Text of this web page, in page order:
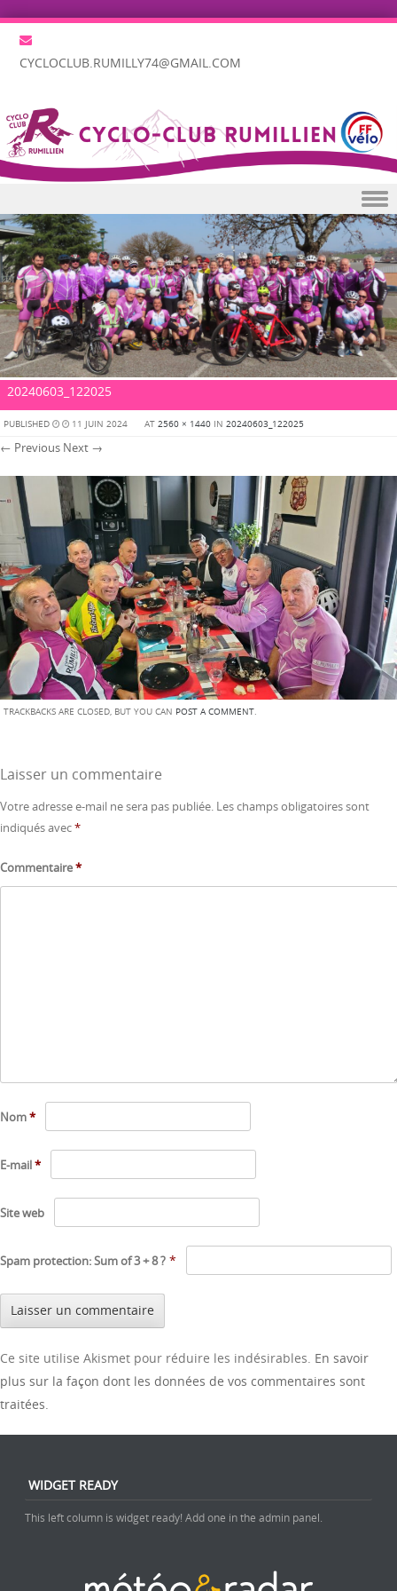
CYCLOCLUB.RUMILLY74@GMAIL.COM
Skip to content
20240603_122025
PUBLISHED 11 JUIN 2024 AT 2560 × 1440 IN 20240603_122025
← Previous Next →
TRACKBACKS ARE CLOSED, BUT YOU CAN POST A COMMENT.
Laisser un commentaire
Votre adresse e-mail ne sera pas publiée. Les champs obligatoires sont
indiqués avec*
Commentaire*
Nom*
E-mail*
Site web
Spam protection: Sum of 3 + 8 ? *
Ce site utilise Akismet pour réduire les indésirables. En savoir
plus sur la façon dont les données de vos commentaires sont
traitées
WIDGET READY
This left column is widget ready! Add one in the admin panel.